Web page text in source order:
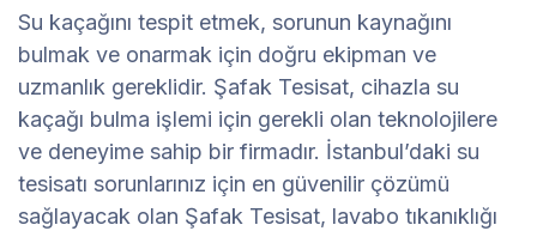
Su kaçağını tespit etmek, sorunun kaynağını
bulmak ve onarmak için doğru ekipman ve
uzmanlık gereklidir. Şafak Tesisat, cihazla su
kaçağı bulma işlemi için gerekli olan teknolojilere
ve deneyime sahip bir firmadır. İstanbul’daki su
tesisatı sorunlarınız için en güvenilir çözümü
sağlayacak olan Şafak Tesisat, lavabo tıkanıklığı